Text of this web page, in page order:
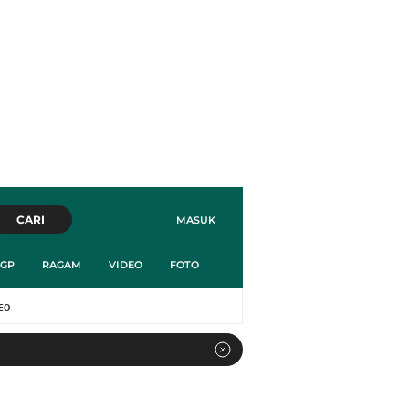
MASUK
CARI
RAGAM VIDEO FOTO